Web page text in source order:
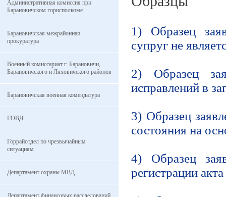
Административная комиссия при
Барановичском горисполкоме
Барановичская межрайонная
прокуратура
Военный комиссариат г. Барановичи,
Барановичского и Ляховичского районов
Барановичская военная комендатура
ГОВД
Горрайотдел по чрезвычайным
ситуациям
Департамент охраны МВД
Департамент финансовых расследований
1) Образец
супруг не
2) Образец
исправлений в
3) Образец
состояния на
4) Образец
регистрации